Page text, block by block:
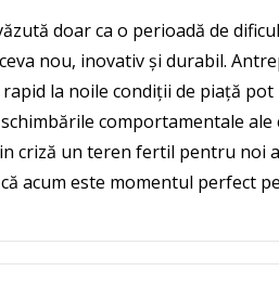
doar ca o perioadă de
nou, inovativ și durabil.
rapid la noile condiții de piață
comportamentale
criză un teren fertil pentru noi
acum este momentul perfect